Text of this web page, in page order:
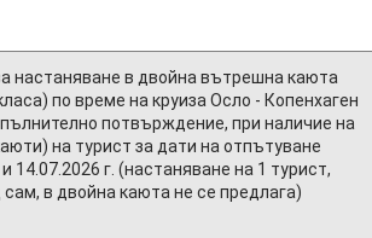
настаняване в двойна вътрешна каюта
по време на круиза Осло - Копенхаген
потвърждение, при наличие на
на турист за дати на отпътуване
и 14.07.2026 г. (настаняване на 1 турист,
в двойна каюта не се предлага)